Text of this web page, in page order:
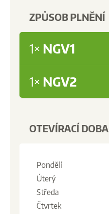
ZPŮSOB PLNĚNÍ
1× NGV1
1× NGV2
OTEVÍRACÍ DOBA
Pondělí
Úterý
Středa
Čtvrtek